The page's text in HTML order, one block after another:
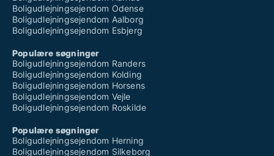
Boligudlejningsejendom Odense
Boligudlejningsejendom Aalborg
Boligudlejningsejendom Esbjerg
Populære søgninger
Boligudlejningsejendom Randers
Boligudlejningsejendom Kolding
Boligudlejningsejendom Horsens
Boligudlejningsejendom Vejle
Boligudlejningsejendom Roskilde
Populære søgninger
Boligudlejningsejendom Herning
Boligudlejningsejendom Silkeborg